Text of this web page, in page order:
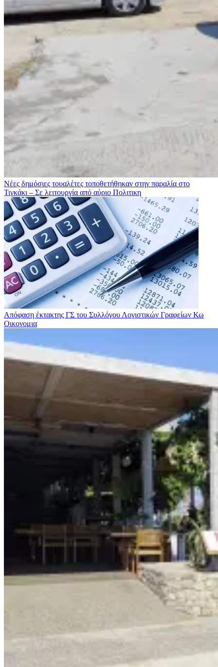
Νέες δημόσιες τουαλέτες τοποθετήθηκαν στην παραλία στο
Τιγκάκι – Σε λειτουργία από αύριο Πολιτικη
Απόφαση έκτακτης ΓΣ του Συλλόγου Λογιστικών Γραφείων Κω
Οικονομια